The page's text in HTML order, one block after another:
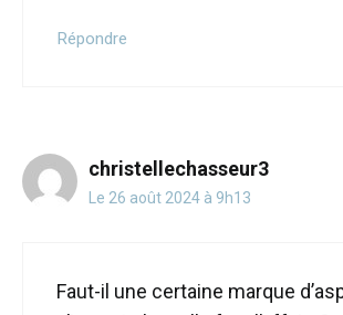
Répondre
christellechasseur3
Le 26 août 2024 à 9h13
Faut-il une certaine marque